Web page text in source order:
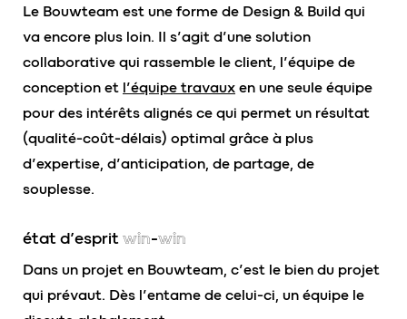
Le Bouwteam est une forme de Design & Build qui
va encore plus loin. Il s’agit d’une solution
collaborative qui rassemble le client, l’équipe de
conception et l’équipe travaux en une seule équipe
pour des intérêts alignés ce qui permet un résultat
(qualité-coût-délais) optimal grâce à plus
d’expertise, d’anticipation, de partage, de
souplesse.
état d’espritwin-win
Dans un projet en Bouwteam, c’est le bien du projet
qui prévaut. Dès l’entame de celui-ci, un équipe le